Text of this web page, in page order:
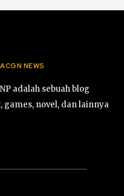
NEWS
adalah sebuah blog
novel, dan lainnya